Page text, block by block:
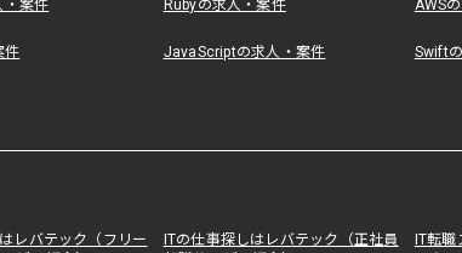
・案件 Rubyの求人・案件 AWS
件 JavaScriptの求人・案件 Swift
レバテック（フリー
ITの仕事探しはレバテック（正社員
IT転